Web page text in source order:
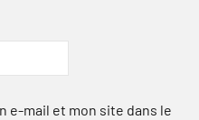
e-mail et mon site dans le